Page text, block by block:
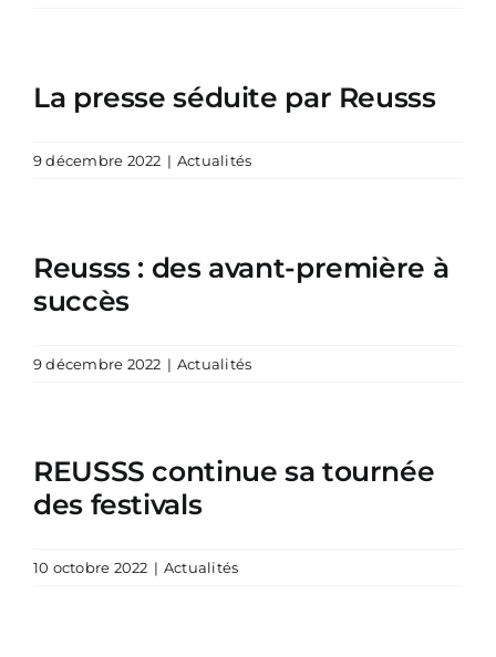
La presse séduite par Reusss
9 décembre 2022 | Actualités
Reusss : des avant-première à
succès
9 décembre 2022 | Actualités
REUSSS continue sa tournée
des festivals
10 octobre 2022 | Actualités